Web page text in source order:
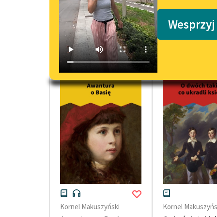
powieści dla dzieci i młodzieży
Kornel Makuszyński Kornel